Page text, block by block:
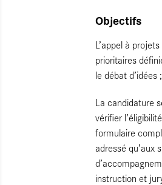
Objectifs
L’appel à
prioritaires
le débat
La candidature
vérifier
formulaire
adressé qu’aux
instruction et